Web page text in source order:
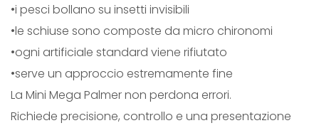
•i pesci bollano su insetti invisibili
•le schiuse sono composte da micro chironomi
•ogni artificiale standard viene rifiutato
•serve un approccio estremamente fine
La Mini Mega Palmer non perdona errori.
Richiede precisione, controllo e una presentazione